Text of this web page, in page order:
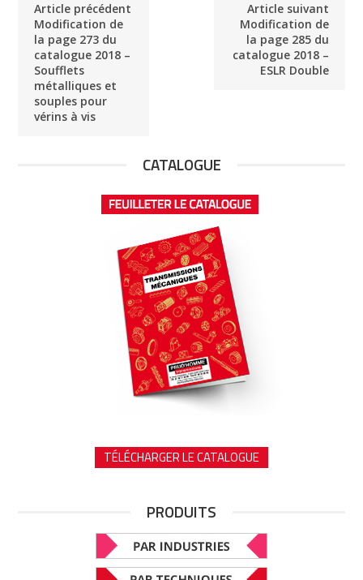
Article précédent
Modification de
la page 273 du
catalogue 2018 –
Soufflets
métalliques et
souples pour
vérins à vis
Article suivant
Modification de
la page 285 du
catalogue 2018 –
ESLR Double
CATALOGUE
TÉLÉCHARGER LE CATALOGUE
PRODUITS